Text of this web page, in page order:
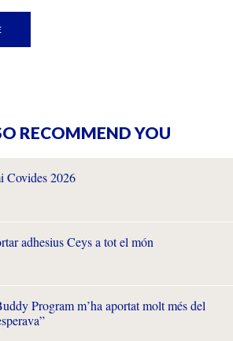
RECOMMEND YOU
Covides 2026
adhesius Ceys a tot el món
Program m’ha aportat molt més del